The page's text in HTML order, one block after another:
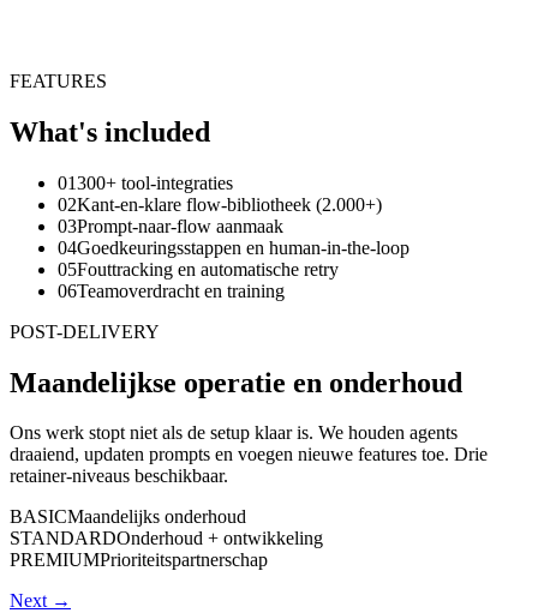
FEATURES
What's included
01300+ tool-integraties
02Kant-en-klare flow-bibliotheek (2.000+)
03Prompt-naar-flow aanmaak
04Goedkeuringsstappen en human-in-the-loop
05Fouttracking en automatische retry
06Teamoverdracht en training
POST-DELIVERY
Maandelijkse operatie en onderhoud
Ons werk stopt niet als de setup klaar is. We houden agents
draaiend, updaten prompts en voegen nieuwe features toe. Drie
retainer-niveaus beschikbaar.
BASICMaandelijks onderhoud
STANDARDOnderhoud + ontwikkeling
PREMIUMPrioriteitspartnerschap
Next →